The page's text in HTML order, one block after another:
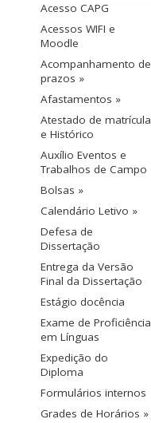
Acesso CAPG
Acessos WIFI e
Moodle
Acompanhamento de
prazos »
Afastamentos »
Atestado de matrícula
e Histórico
Auxílio Eventos e
Trabalhos de Campo
Bolsas »
Calendário Letivo »
Defesa de
Dissertação
Entrega da Versão
Final da Dissertação
Estágio docência
Exame de Proficiência
em Línguas
Expedição do
Diploma
Formulários internos
Grades de Horários »